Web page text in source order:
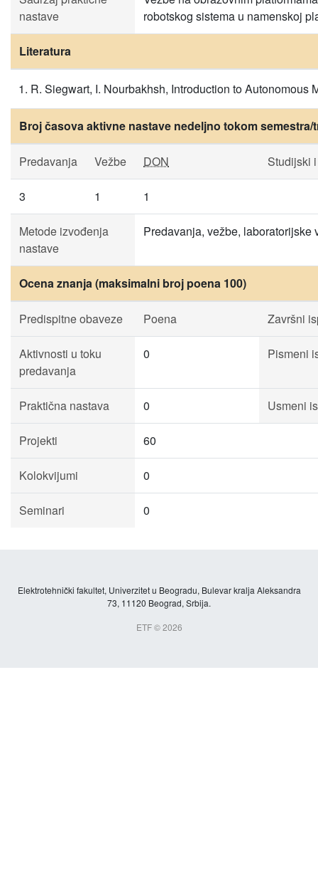
nastave
robotskog sistema u namenskoj
Literatura
R. Siegwart, I. Nourbakhsh, Introduction to Autonomous
Broj časova aktivne nastave nedeljno tokom
Predavanja Vežbe DON Studijski
3 1 1
Metode izvođenja
nastave
Predavanja, vežbe, laboratorijske
Ocena znanja (maksimalni broj poena 100)
Predispitne obaveze Poena Završni
Aktivnosti u toku
predavanja
0 Pismeni
Praktična nastava 0 Usmeni
Projekti 60
Kolokvijumi 0
Seminari 0
Elektrotehnički fakultet, Univerzitet u Beogradu, Bulevar kralja Aleksandra
73, 11120 Beograd, Srbija.
ETF © 2026